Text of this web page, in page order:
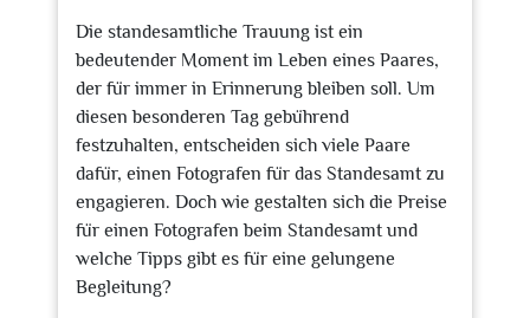
Die standesamtliche Trauung ist ein
bedeutender Moment im Leben eines Paares,
der für immer in Erinnerung bleiben soll. Um
diesen besonderen Tag gebührend
festzuhalten, entscheiden sich viele Paare
dafür, einen Fotografen für das Standesamt zu
engagieren. Doch wie gestalten sich die Preise
für einen Fotografen beim Standesamt und
welche Tipps gibt es für eine gelungene
Begleitung?